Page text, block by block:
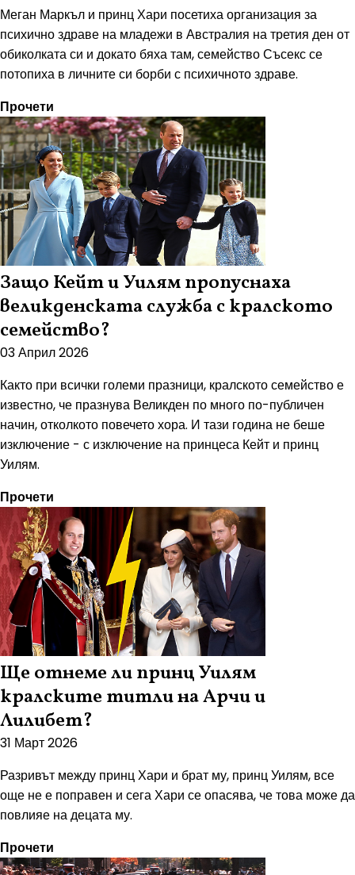
Меган Маркъл и принц Хари посетиха организация за
психично здраве на младежи в Австралия на третия ден от
обиколката си и докато бяха там, семейство Съсекс се
потопиха в личните си борби с психичното здраве.
Прочети
Защо Кейт и Уилям пропуснаха
великденската служба с кралското
семейство?
03 Април 2026
Както при всички големи празници, кралското семейство е
известно, че празнува Великден по много по-публичен
начин, отколкото повечето хора. И тази година не беше
изключение - с изключение на принцеса Кейт и принц
Уилям.
Прочети
Ще отнеме ли принц Уилям
кралските титли на Арчи и
Лилибет?
31 Март 2026
Разривът между принц Хари и брат му, принц Уилям, все
още не е поправен и сега Хари се опасява, че това може да
повлияе на децата му.
Прочети